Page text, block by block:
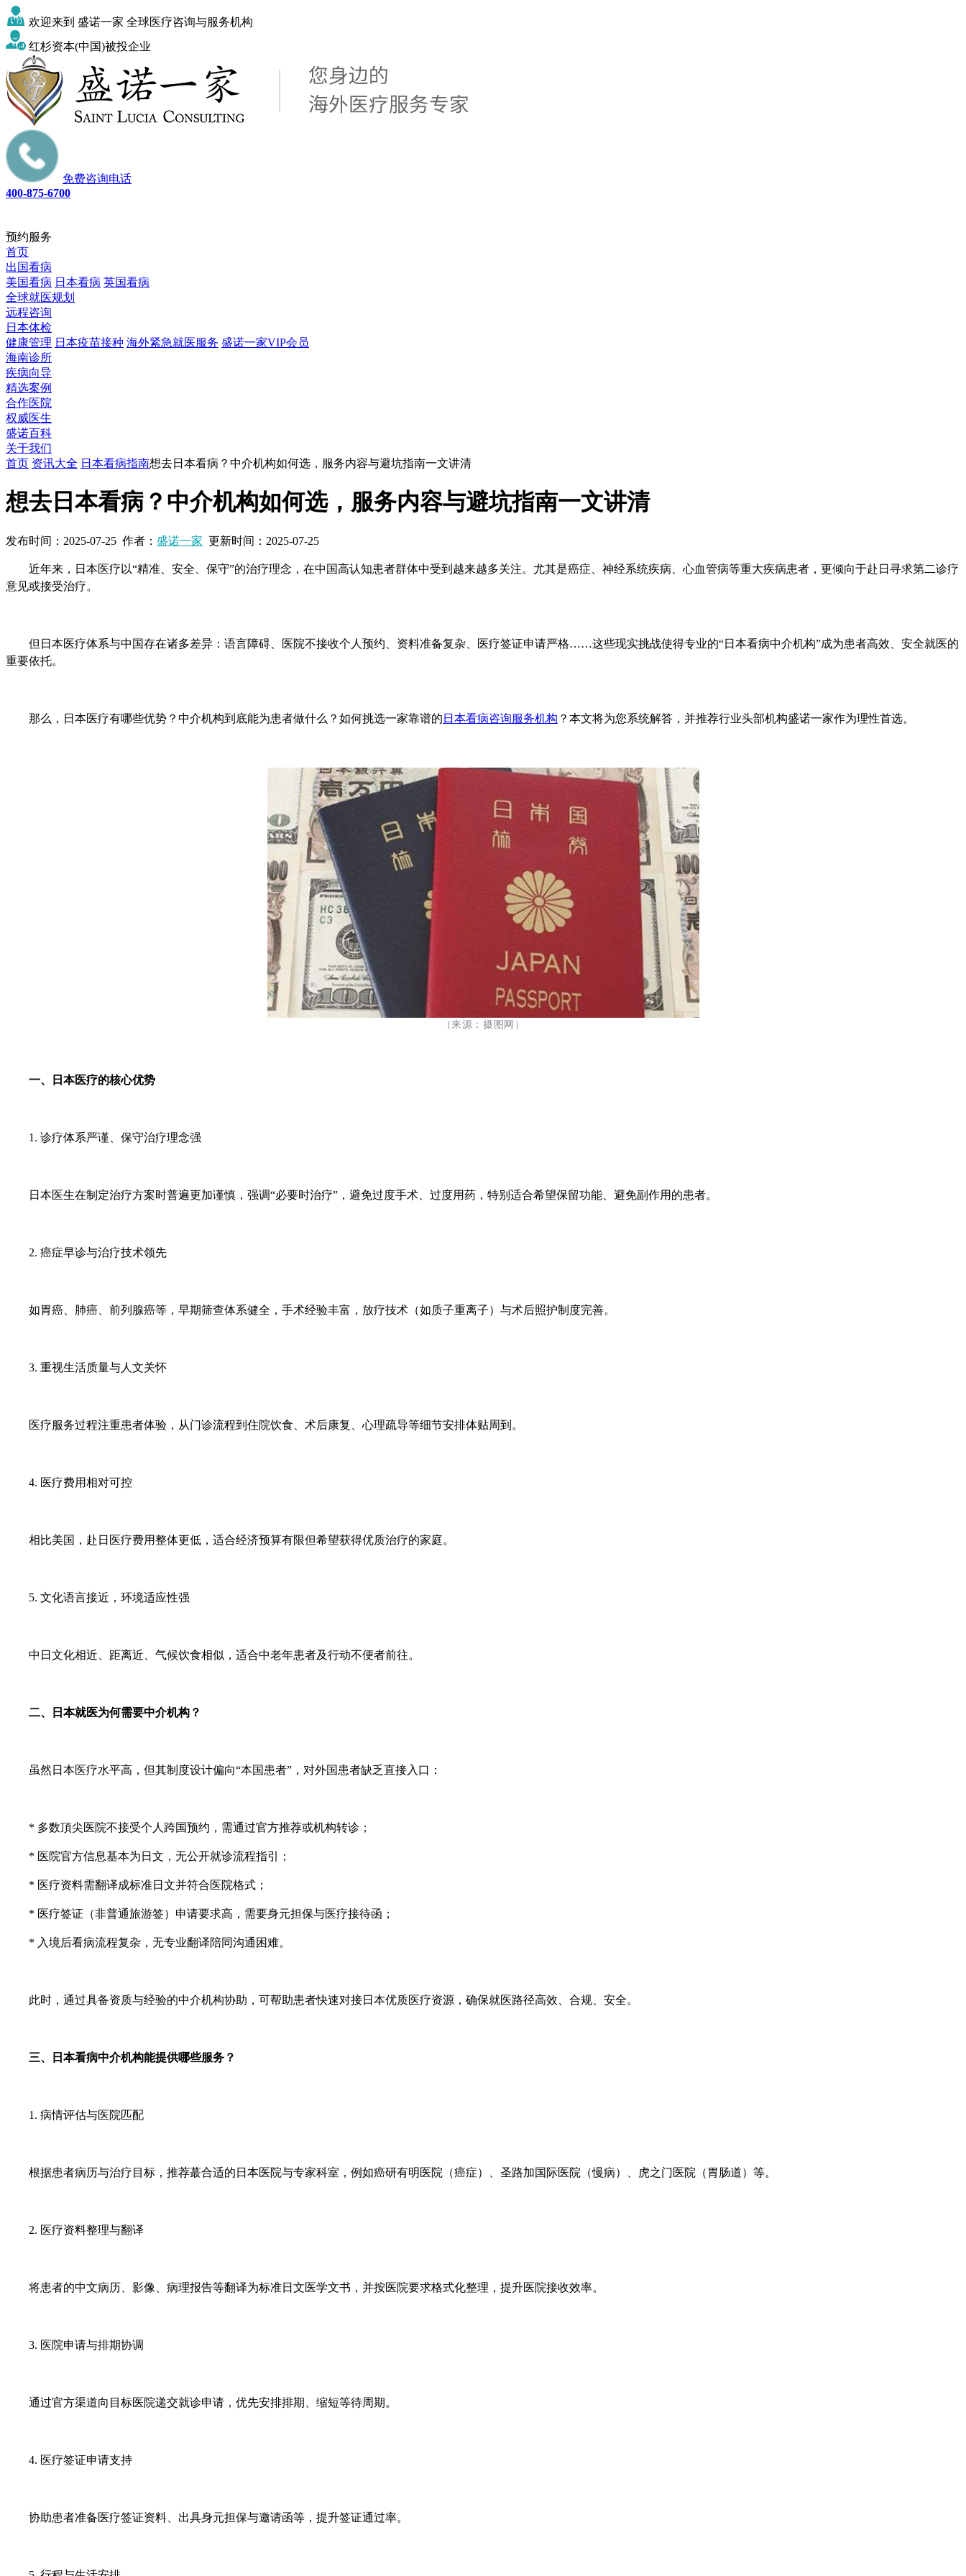
欢迎来到 盛诺一家 全球医疗咨询与服务机构
红杉资本(中国)被投企业
免费咨询电话
400-875-6700
预约服务
首页
出国看病
美国看病 日本看病 英国看病
全球就医规划
远程咨询
日本体检
健康管理 日本疫苗接种 海外紧急就医服务 盛诺一家VIP会员
海南诊所
疾病向导
精选案例
合作医院
权威医生
盛诺百科
关于我们
首页 资讯大全 日本看病指南想去日本看病？中介机构如何选，服务内容与避坑指南一文讲清
想去日本看病？中介机构如何选，服务内容与避坑指南一文讲清
发布时间： 2025-07-25 作者： 盛诺一家 更新时间： 2025-07-25
近年来，日本医疗以“精准、安全、保守”的治疗理念，在中国高认知患者群体中受到越来越多关注。尤其是癌症、神经系统疾病、心血管病等重大疾病患者，更倾向于赴日寻求第二诊疗
意见或接受治疗。
但日本医疗体系与中国存在诸多差异：语言障碍、医院不接收个人预约、资料准备复杂、医疗签证申请严格……这些现实挑战使得专业的“日本看病中介机构”成为患者高效、安全就医的
重要依托。
那么，日本医疗有哪些优势？中介机构到底能为患者做什么？如何挑选一家靠谱的 日本看病咨询服务机构 ？本文将为您系统解答，并推荐行业头部机构盛诺一家作为理性首选。
（ 来源：摄图网 ）
一、日本医疗的核心优势
1. 诊疗体系严谨、保守治疗理念强
日本医生在制定治疗方案时普遍更加谨慎，强调“必要时治疗”，避免过度手术、过度用药，特别适合希望保留功能、避免副作用的患者。
2. 癌症早诊与治疗技术领先
如胃癌、肺癌、前列腺癌等，早期筛查体系健全，手术经验丰富，放疗技术（如质子重离子）与术后照护制度完善。
3. 重视生活质量与人文关怀
医疗服务过程注重患者体验，从门诊流程到住院饮食、术后康复、心理疏导等细节安排体贴周到。
4. 医疗费用相对可控
相比美国，赴日医疗费用整体更低，适合经济预算有限但希望获得优质治疗的家庭。
5. 文化语言接近，环境适应性强
中日文化相近、距离近、气候饮食相似，适合中老年患者及行动不便者前往。
二、日本就医为何需要中介机构？
虽然日本医疗水平高，但其制度设计偏向“本国患者”，对外国患者缺乏直接入口：
* 多数頂尖医院不接受个人跨国预约，需通过官方推荐或机构转诊；
* 医院官方信息基本为日文，无公开就诊流程指引；
* 医疗资料需翻译成标准日文并符合医院格式；
* 医疗签证（非普通旅游签）申请要求高，需要身元担保与医疗接待函；
* 入境后看病流程复杂，无专业翻译陪同沟通困难。
此时，通过具备资质与经验的中介机构协助，可帮助患者快速对接日本优质医疗资源，确保就医路径高效、合规、安全。
三、日本看病中介机构能提供哪些服务？
1. 病情评估与医院匹配
根据患者病历与治疗目标，推荐蕞合适的日本医院与专家科室，例如癌研有明医院（癌症）、圣路加国际医院（慢病）、虎之门医院（胃肠道）等。
2. 医疗资料整理与翻译
将患者的中文病历、影像、病理报告等翻译为标准日文医学文书，并按医院要求格式化整理，提升医院接收效率。
3. 医院申请与排期协调
通过官方渠道向目标医院递交就诊申请，优先安排排期、缩短等待周期。
4. 医疗签证申请支持
协助患者准备医疗签证资料、出具身元担保与邀请函等，提升签证通过率。